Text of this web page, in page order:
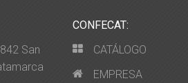
San
CONFECAT:
CATÁLOGO
EMPRESA